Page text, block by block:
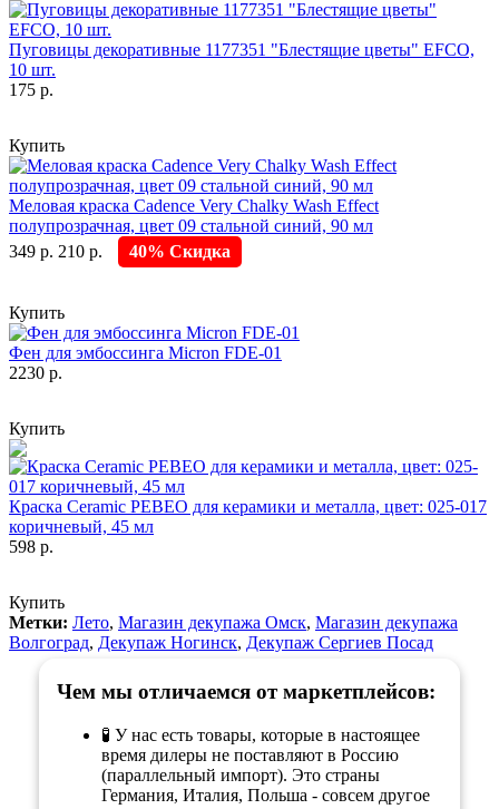
Пуговицы декоративные 1177351 "Блестящие цветы" EFCO,
10 шт.
175 р.
Купить
Меловая краска Cadence Very Chalky Wash Effect
полупрозрачная, цвет 09 стальной синий, 90 мл
349 р. 210 р. 40% Скидка
Купить
Фен для эмбоссинга Micron FDE-01
2230 р.
Купить
Краска Ceramic PEBEO для керамики и металла, цвет: 025-017
коричневый, 45 мл
598 р.
Купить
Метки: Лето, Магазин декупажа Омск, Магазин декупажа
Волгоград, Декупаж Ногинск, Декупаж Сергиев Посад
Чем мы отличаемся от маркетплейсов:
🧪 У нас есть товары, которые в настоящее
время дилеры не поставляют в Россию
(параллельный импорт). Это страны
Германия, Италия, Польша - совсем другое